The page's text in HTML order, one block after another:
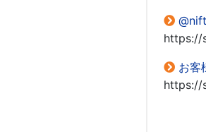
https://
お客
https://